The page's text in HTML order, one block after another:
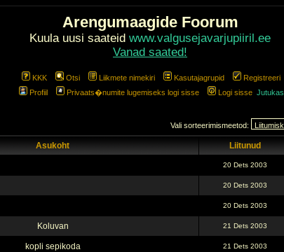
Arengumaagide Foorum
Kuula uusi saateid www.valgusejavarjupiiril.ee
Vanad saated!
KKK Otsi Liikmete nimekiri Kasutajagrupid
Registreeri
Profiil
Privaats�numite lugemiseks logi sisse Logi sisse Jutukas
Vali sorteerimismeetod:
Asukoht Liitunud
20 Dets 2003
20 Dets 2003
20 Dets 2003
Koluvan 21 Dets 2003
kopli sepikoda 21 Dets 2003